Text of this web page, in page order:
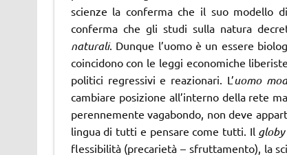
scienze la conferma che il suo modello
conferma che gli studi sulla natura
naturali. Dunque l’uomo è un essere
coincidono con le leggi economiche
politici regressivi e reazionari. L’uomo
cambiare posizione all’interno della rete
perennemente vagabondo, non deve
lingua di tutti e pensare come tutti. Il globy
flessibilità (precarietà – sfruttamento), la